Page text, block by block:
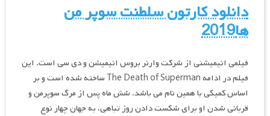
دانلود کارتون سلطنت سوپر من
ها2019
فیلمی انیمیشنی از شرکت وارنر بروس انیمیشن و دی سی است. این
فیلم در ادامه The Death of Superman ساخته شده است و بر
اساس کمیکی با همین نام می باشد. شش ماه پس از مرگ سوپرمن و
قربانی شدن او برای شکست دادن روز تباهی، به جهان چهار نوع